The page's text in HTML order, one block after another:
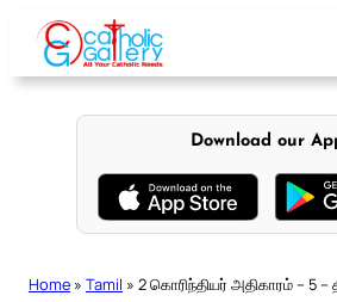
content
Download our
Home » Tamil » 2 கொரிந்தியர் அதிகாரம் – 5 –